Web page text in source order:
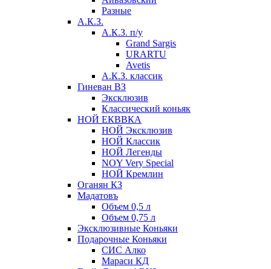
Разные
А.К.З.
А.К.З. п/у
Grand Sargis
URARTU
Avetis
А.К.З. классик
Гиневан ВЗ
Эксклюзив
Классический коньяк
НОЙ ЕКВВКА
НОЙ Эксклюзив
НОЙ Классик
НОЙ Легенды
NOY Very Speсial
НОЙ Кремлин
Оганян КЗ
Мадатовъ
Объем 0,5 л
Объем 0,75 л
Эксклюзивные Коньяки
Подарочные Коньяки
СИС Алко
Мараси КД